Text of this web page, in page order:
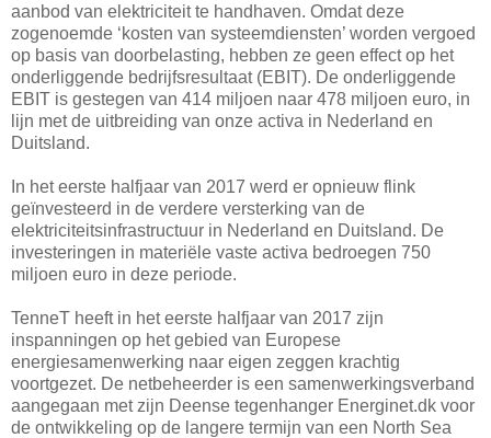
aanbod van elektriciteit te handhaven. Omdat deze
zogenoemde ‘kosten van systeemdiensten’ worden vergoed
op basis van doorbelasting, hebben ze geen effect op het
onderliggende bedrijfsresultaat (EBIT). De onderliggende
EBIT is gestegen van 414 miljoen naar 478 miljoen euro, in
lijn met de uitbreiding van onze activa in Nederland en
Duitsland.
In het eerste halfjaar van 2017 werd er opnieuw flink
geïnvesteerd in de verdere versterking van de
elektriciteitsinfrastructuur in Nederland en Duitsland. De
investeringen in materiële vaste activa bedroegen 750
miljoen euro in deze periode.
TenneT heeft in het eerste halfjaar van 2017 zijn
inspanningen op het gebied van Europese
energiesamenwerking naar eigen zeggen krachtig
voortgezet. De netbeheerder is een samenwerkingsverband
aangegaan met zijn Deense tegenhanger Energinet.dk voor
de ontwikkeling op de langere termijn van een North Sea